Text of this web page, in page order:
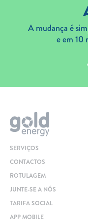
A mudança é
e em 10
SERVIÇOS
CONTACTOS
ROTULAGEM
JUNTE-SE A NÓS
TARIFA SOCIAL
APP MOBILE